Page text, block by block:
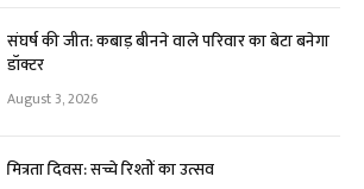
संघर्ष की जीत: कबाड़ बीनने वाले परिवार का बेटा बनेगा
डॉक्टर
August 3, 2026
मित्रता दिवस: सच्चे रिश्तों का उत्सव